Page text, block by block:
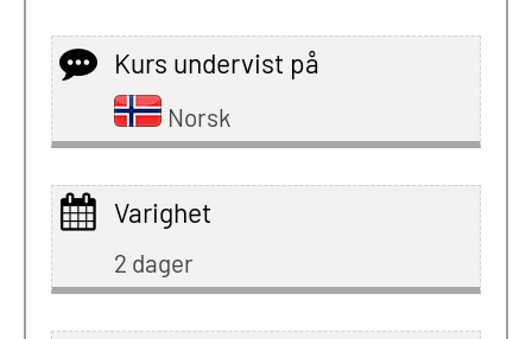
Kurs undervist på
Norsk
Varighet
2 dager